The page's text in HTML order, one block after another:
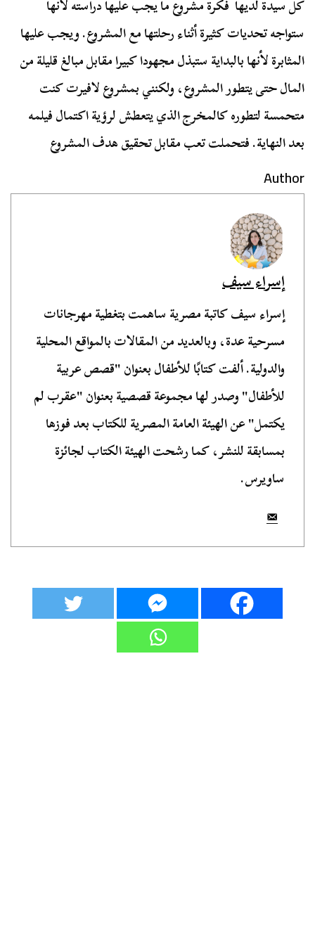
كل سيدة لديها فكرة مشروع ما يجب عليها دراسته لأنها
ستواجه تحديات كثيرة أثناء رحلتها مع المشروع. ويجب عليها
المثابرة لأنها بالبداية ستبذل مجهودا كبيرا مقابل مبالغ قليلة من
المال حتى يتطور المشروع، ولكنني بمشروع لافيرت كنت
متحمسة لتطوره كالمخرج الذي يتعطش لرؤية اكتمال فيلمه
بعد النهاية. فتحملت تعب مقابل تحقيق هدف المشروع
Author
إسراء سيف
إسراء سيف كاتبة مصرية ساهمت بتغطية مهرجانات
مسرحية عدة، وبالعديد من المقالات بالمواقع المحلية
والدولية. ألفت كتابًا للأطفال بعنوان "قصص عربية
للأطفال" وصدر لها مجموعة قصصية بعنوان "عقرب لم
يكتمل" عن الهيئة العامة المصرية للكتاب بعد فوزها
بمسابقة للنشر، كما رشحت الهيئة الكتاب لجائزة
ساويرس.